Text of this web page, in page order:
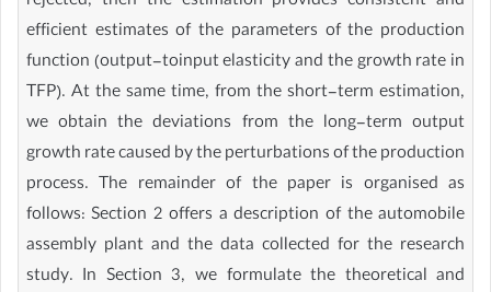
efficient estimates of the parameters of the production
function (output-toinput elasticity and the growth rate in
TFP). At the same time, from the short-term estimation,
we obtain the deviations from the long-term output
growth rate caused by the perturbations of the production
process. The remainder of the paper is organised as
follows: Section 2 offers a description of the automobile
assembly plant and the data collected for the research
study. In Section 3, we formulate the theoretical and